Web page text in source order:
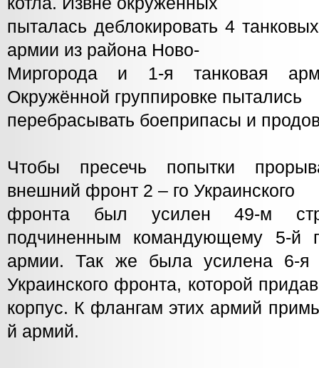
пыталась деблокировать 4
армии из района Ново-
Миргорода и 1-я танковая
Окружённой группировке пытались
перебрасывать боеприпасы и
Чтобы пресечь попытки
внешний фронт 2 – го Украинского
фронта был усилен 49-м
подчиненным командующему 5-й
армии. Так же была усилена 6-я
Украинского фронта, которой
корпус. К флангам этих армий
й армий.